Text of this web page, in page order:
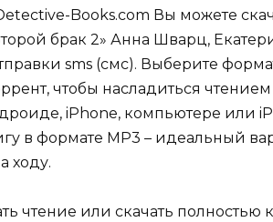
Books.com Вы можете
брак 2» Анна Шварц,
sms (смс). Выберите
чтобы насладиться
iPhone, компьютере или
в формате MP3 – идеальный
ходу.
чтение или скачать полностью